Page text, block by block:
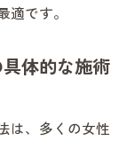
内容
です。
体的な施術
は、多くの女性